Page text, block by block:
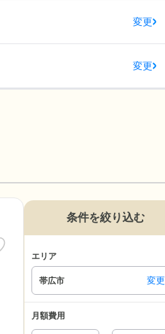
変更
変更
条件を絞り込む
エリア
帯広市 変更
月額費用